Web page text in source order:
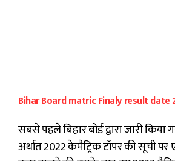
Bihar Board matric Finaly result date
सबसे पहले बिहार बोर्ड द्वारा जारी
अर्थात 2022 केमैट्रिक टॉपर की सूची